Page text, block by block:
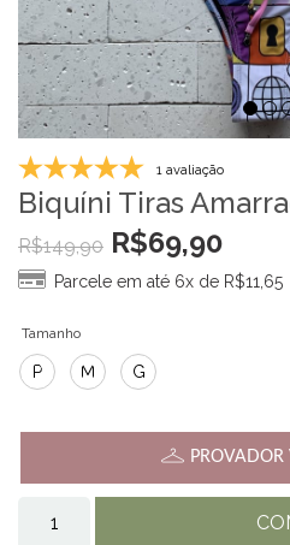
1 avaliação
Biquíni Tiras
R$149,90 R$69,90
Parcele em até 6x de R$11,65
Tamanho
P M G
PROVADOR